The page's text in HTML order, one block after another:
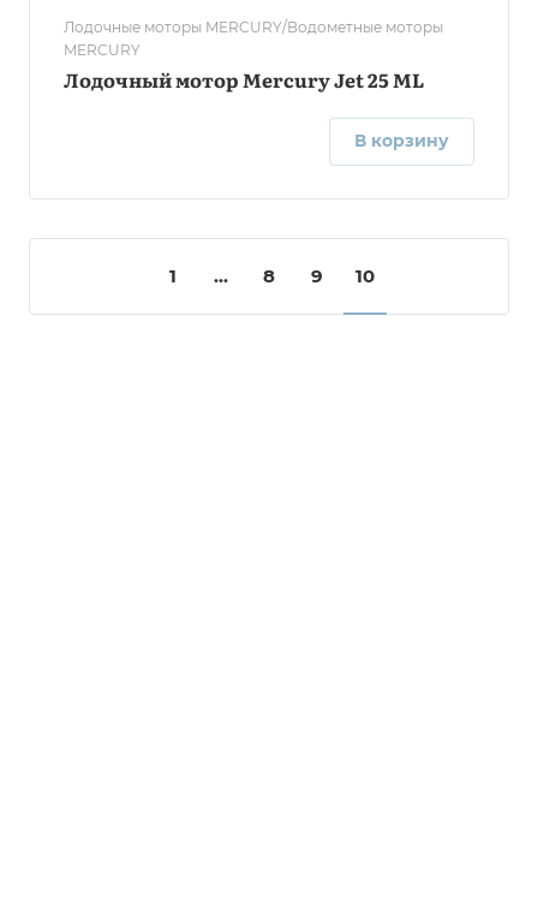
Лодочные моторы MERCURY/Водометные моторы
MERCURY
Лодочный мотор Mercury Jet 25 ML
В корзину
1 ... 8 9 10